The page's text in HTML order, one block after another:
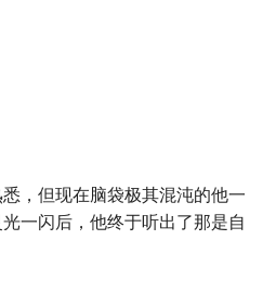
，但现在脑袋极其混沌的他一
一闪后，他终于听出了那是自